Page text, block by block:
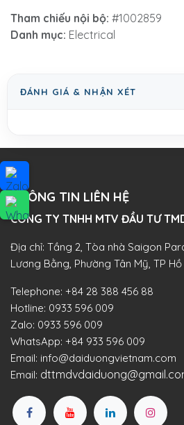
Tham chiếu nội bộ: #1002859
Danh mục: Electrical
ĐÁNH GIÁ & NHẬN XÉT
THÔNG TIN LIÊN HỆ
CÔNG TY TNHH MTV ĐẦU TƯ
Địa chỉ: Tầng 2, Tòa nhà Saigon
Lương Bằng, Phường Tân Mỹ, TP Hồ
Telephone: +84 28 388 456 88
Hotline: 0933 596 009
Zalo: 0933 596 009
WhatsApp: +84 933 596 009
Email: info@daiduongvietnam.com
Email: